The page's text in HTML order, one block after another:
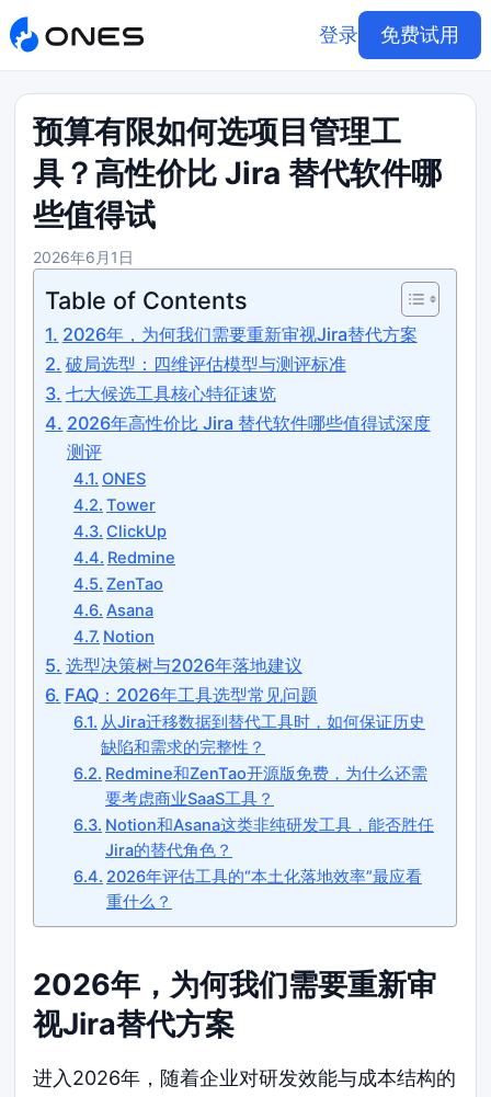
登录 免费试用
预算有限如何选项目管理工
具？高性价比 Jira 替代软件哪
些值得试
2026年6月1日
Table of Contents
2026年，为何我们需要重新审视Jira替代方案
破局选型：四维评估模型与测评标准
七大候选工具核心特征速览
2026年高性价比 Jira 替代软件哪些值得试深度
测评
ONES
Tower
ClickUp
Redmine
ZenTao
Asana
Notion
选型决策树与2026年落地建议
FAQ：2026年工具选型常见问题
从Jira迁移数据到替代工具时，如何保证历史
缺陷和需求的完整性？
Redmine和ZenTao开源版免费，为什么还需
要考虑商业SaaS工具？
Notion和Asana这类非纯研发工具，能否胜任
Jira的替代角色？
2026年评估工具的“本土化落地效率”最应看
重什么？
2026年，为何我们需要重新审
视Jira替代方案
进入2026年，随着企业对研发效能与成本结构的